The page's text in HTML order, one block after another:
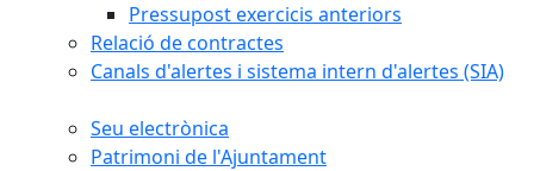
Pressupost exercicis anteriors
Relació de contractes
Canals d'alertes i sistema intern d'alertes (SIA)
Seu electrònica
Patrimoni de l'Ajuntament